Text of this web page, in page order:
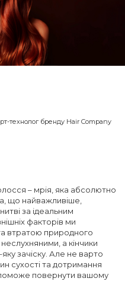
технолог бренду Hair Company
– мрія, яка абсолютно
що найважливіше,
за ідеальним
факторів ми
втратою природного
а кінчики
зачіску. Але не варто
сухості та дотримання
повернути вашому